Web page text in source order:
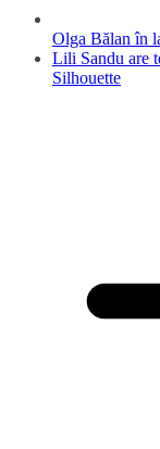
Olga Bălan în
Lili Sandu are
Silhouette